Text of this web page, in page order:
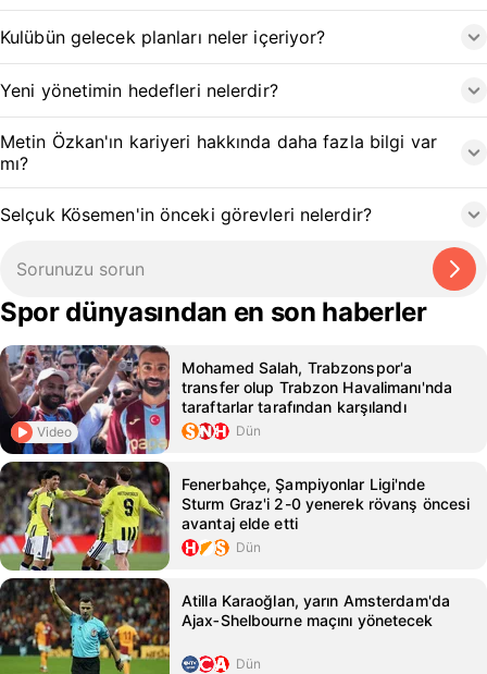
Kulübün gelecek planları neler içeriyor?
Yeni yönetimin hedefleri nelerdir?
Metin Özkan'ın kariyeri hakkında daha fazla bilgi var
mı?
Selçuk Kösemen'in önceki görevleri nelerdir?
Spor dünyasından en son haberler
Video
Mohamed Salah, Trabzonspor'a
transfer olup Trabzon Havalimanı'nda
taraftarlar tarafından karşılandı
Dün
Fenerbahçe, Şampiyonlar Ligi'nde
Sturm Graz'i 2-0 yenerek rövanş öncesi
avantaj elde etti
Dün
Atilla Karaoğlan, yarın Amsterdam'da
Ajax‑Shelbourne maçını yönetecek
Dün